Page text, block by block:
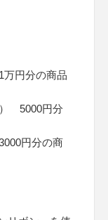
円分の商品
5000円分
円分の商